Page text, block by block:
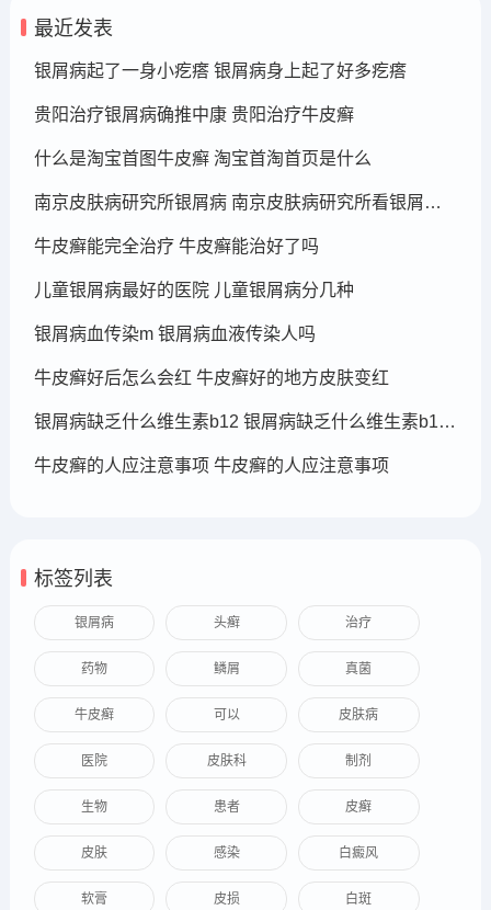
最近发表
银屑病起了一身小疙瘩 银屑病身上起了好多疙瘩
贵阳治疗银屑病确推中康 贵阳治疗牛皮癣
什么是淘宝首图牛皮癣 淘宝首淘首页是什么
南京皮肤病研究所银屑病 南京皮肤病研究所看银屑病哪个医生厉害
牛皮癣能完全治疗 牛皮癣能治好了吗
儿童银屑病最好的医院 儿童银屑病分几种
银屑病血传染m 银屑病血液传染人吗
牛皮癣好后怎么会红 牛皮癣好的地方皮肤变红
银屑病缺乏什么维生素b12 银屑病缺乏什么维生素b12可以补充
牛皮癣的人应注意事项 牛皮癣的人应注意事项
标签列表
银屑病 头癣 治疗
药物 鳞屑 真菌
牛皮癣 可以 皮肤病
医院 皮肤科 制剂
生物 患者 皮癣
皮肤 感染 白癜风
软膏 皮损 白斑